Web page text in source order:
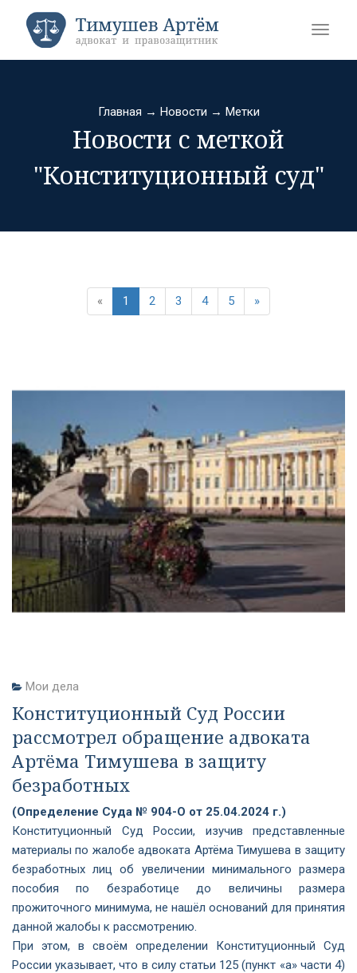
Главная → Новости → Метки
Новости с меткой
"Конституционный суд"
« 1 2 3 4 5 »
Мои дела
Конституционный Суд России
рассмотрел обращение адвоката
Артёма Тимушева в защиту
безработных
(Определение Суда № 904-О от 25.04.2024 г.)
Конституционный Суд России, изучив представленные
материалы по жалобе адвоката Артёма Тимушева в защиту
безработных лиц об увеличении минимального размера
пособия по безработице до величины размера
прожиточного минимума, не нашёл оснований для принятия
данной жалобы к рассмотрению.
При этом, в своём определении Конституционный Суд
России указывает, что в силу статьи 125 (пункт «а» части 4)